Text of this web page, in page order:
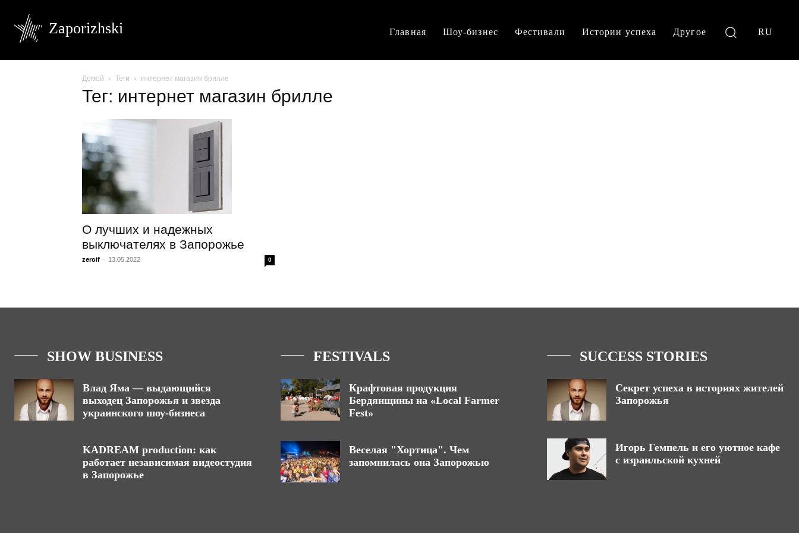
Zaporizhski Главная Шоу-бизнес Фестивали Истории успеха Другое RU
Домой Теги интернет магазин брилле
Тег: интернет магазин брилле
О лучших и надежных
выключателях в Запорожье
zeroif - 13.05.2022 0
SHOW BUSINESS
Влад Яма — выдающийся
выходец Запорожья и звезда
украинского шоу-бизнеса
KADREAM production: как
работает независимая видеостудия
в Запорожье
FESTIVALS
Крафтовая продукция
Бердянщины на «Local Farmer
Fest»
Веселая "Хортица". Чем
запомнилась она Запорожью
SUCCESS STORIES
Секрет успеха в историях жителей
Запорожья
Игорь Гемпель и его уютное кафе
с израильской кухней